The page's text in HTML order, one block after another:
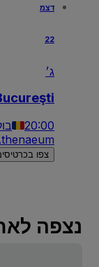
דצמ
22
20:00
צפו בכרטיסים
נצפה